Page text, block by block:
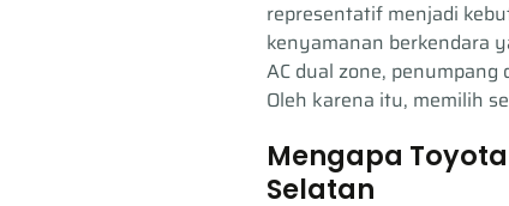
representatif menjadi
kenyamanan berkendara
AC dual zone,
Oleh karena itu, memilih
Mengapa
Selatan